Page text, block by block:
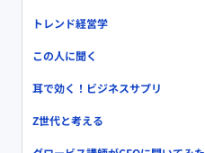
トレンド経営学
この人に聞く
耳で効く！ビジネスサプリ
Z世代と考える